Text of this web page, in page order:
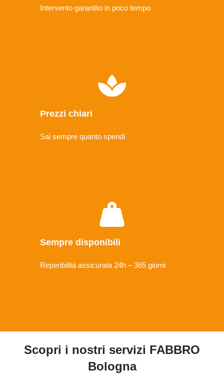
Intervento garantito in poco tempo
Prezzi chiari
Sai sempre quanto spendi
Sempre disponibili
Reperibilità assicurata 24h – 365 giorni
Scopri i nostri servizi FABBRO
Bologna